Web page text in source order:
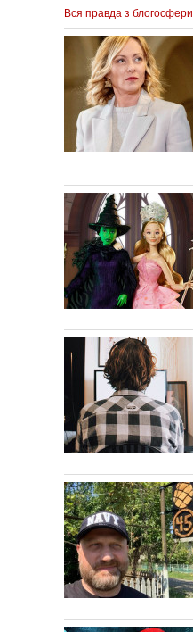
Вся правда з блогосфери